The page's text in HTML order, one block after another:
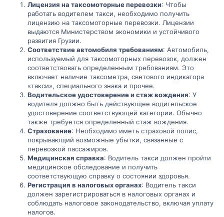
Лицензия на таксомоторные перевозки: Чтобы
работать водителем такси, необходимо получить
лицензию на таксомоторные перевозки. Лицензии
выдаются Министерством экономики и устойчивого
развития Грузии.
Соответствие автомобиля требованиям: Автомобиль,
используемый для таксомоторных перевозок, должен
соответствовать определенным требованиям. Это
включает наличие таксометра, светового индикатора
«такси», специального знака и прочее.
Водительское удостоверение и стаж вождения: У
водителя должно быть действующее водительское
удостоверение соответствующей категории. Обычно
также требуется определенный стаж вождения.
Страхование: Необходимо иметь страховой полис,
покрывающий возможные убытки, связанные с
перевозкой пассажиров.
Медицинская справка: Водитель такси должен пройти
медицинское обследование и получить
соответствующую справку о состоянии здоровья.
Регистрация в налоговых органах: Водитель такси
должен зарегистрироваться в налоговых органах и
соблюдать налоговое законодательство, включая уплату
налогов.